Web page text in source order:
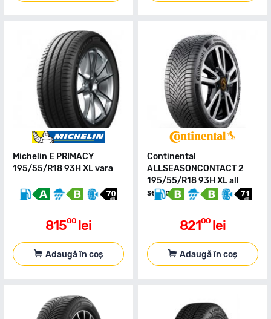
Michelin E PRIMACY
195/55/R18 93H XL vara
81500 lei
Adaugă în coș
Continental
ALLSEASONCONTACT 2
195/55/R18 93H XL all
season
82100 lei
Adaugă în coș